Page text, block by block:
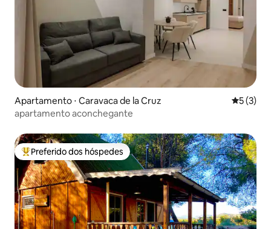
Apartamento ⋅ Caravaca de la Cruz 5 de
5 (3)
apartamento aconchegante
Entre os melhores preferidos dos hóspedes
Preferido dos hóspedes